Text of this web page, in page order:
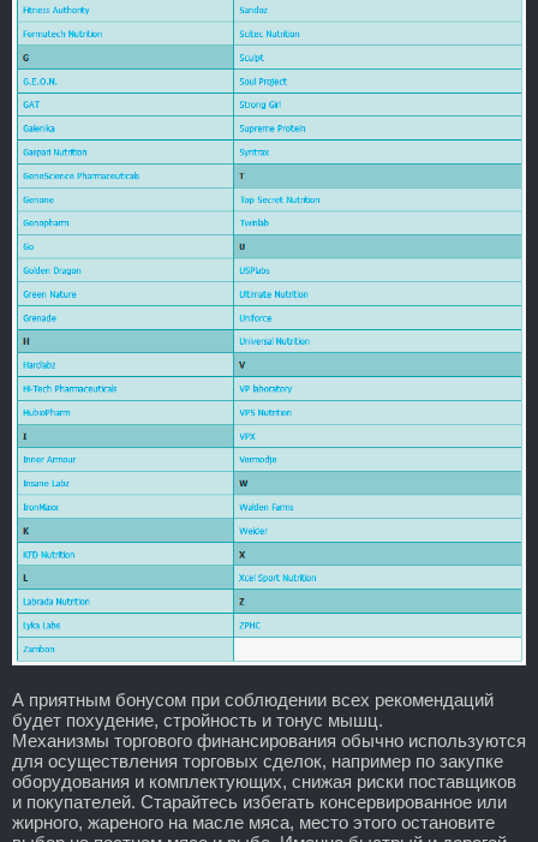
А приятным бонусом при соблюдении всех рекомендаций
будет похудение, стройность и тонус мышц.
Механизмы торгового финансирования обычно используются
для осуществления торговых сделок, например по закупке
оборудования и комплектующих, снижая риски поставщиков
и покупателей. Старайтесь избегать консервированное или
жирного, жареного на масле мяса, место этого остановите